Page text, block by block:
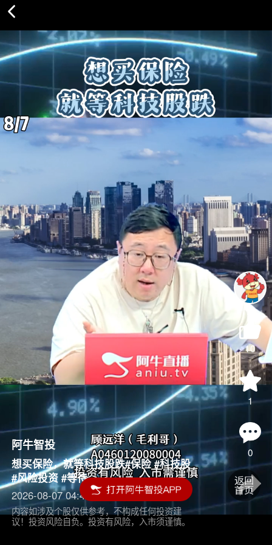
10
1
0
阿牛智投
想买保险，就等科技股跌#保险 #科技股
#风险投资 #等待
2026-08-07 04:45
内容如涉及个股仅供参考，不构成任何投资建
议！投资风险自负。投资有风险，入市须谨慎。